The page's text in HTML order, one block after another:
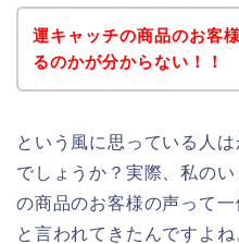
運キャッチの商品のお客
るのかが分からない！！
という風に思っている人
でしょうか？実際、私の
の商品のお客様の声って
と言われてきたんですよね